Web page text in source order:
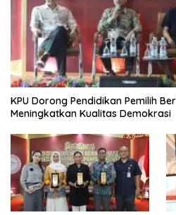
KPU Dorong Pendidikan Pemilih
Meningkatkan Kualitas Demokrasi